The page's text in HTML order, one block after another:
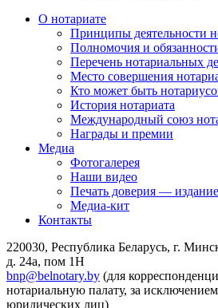
О нотариате
Принципы деятельности
Полномочия и
Перечень нотариальных
Место совершения
Кто может быть
История нотариата
Международный союз
Награды и премии
Медиа
Фотогалерея
Наши видео
Печать доверия —
Медиа-кит
Контакты
220030, Республика Беларусь, г.
д. 24а, пом 1Н
bnp@belnotary.by (для
нотариальную палату, за
юридических лиц)